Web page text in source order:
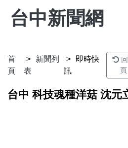
台中新聞網
首
頁
新聞列
表
即時快
訊
頁
台中 科技魂種洋菇 沈元